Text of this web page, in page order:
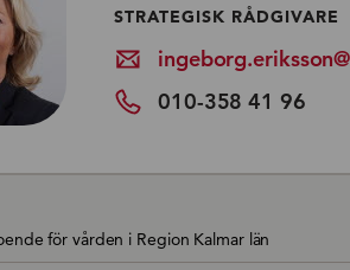
STRATEGISK RÅDGIVARE
010-358 41 96
för vården i Region Kalmar län